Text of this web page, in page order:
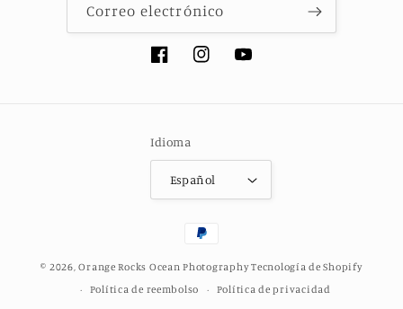
Correo electrónico
FacebookInstagramYouTube
Idioma
Español
Formas
pago
© 2026,Orange Rocks Ocean PhotographyTecnología de Shopify
Política de reembolso
Política de privacidad